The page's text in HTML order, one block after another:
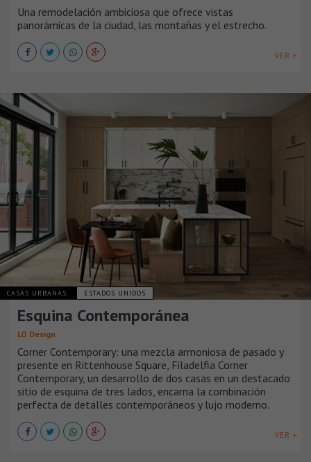
Una remodelación ambiciosa que ofrece vistas
panorámicas de la ciudad, las montañas y el estrecho.
VER +
CASAS URBANAS ESTADOS UNIDOS
Esquina Contemporánea
LO Design
Corner Contemporary: una mezcla armoniosa de pasado y
presente en Rittenhouse Square, Filadelfia Corner
Contemporary, un desarrollo de dos casas en un destacado
sitio de esquina de tres lados, encarna la combinación
perfecta de detalles contemporáneos y lujo moderno.
VER +